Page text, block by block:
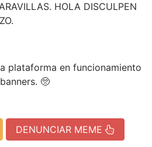
HOLA DISCULPEN
plataforma en funcionamiento
🥺
DENUNCIAR MEME